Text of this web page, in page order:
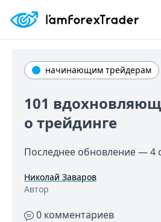
начинающим трейдерам
101
о трейдинге
Последнее обновление —4
Николай Заваров
Автор
0 комментариев